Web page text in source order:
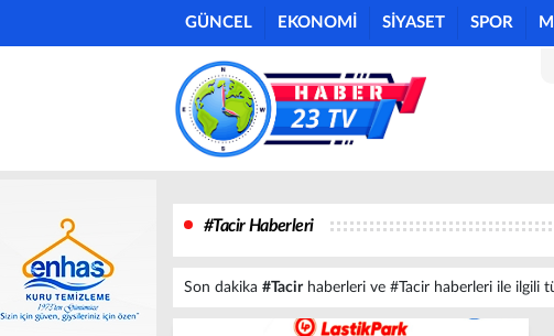
GÜNCEL EKONOMİ SİYASET SPOR
#Tacir Haberleri
Son dakika #Tacirhaberleri ve #Tacir haberleri ile ilgili